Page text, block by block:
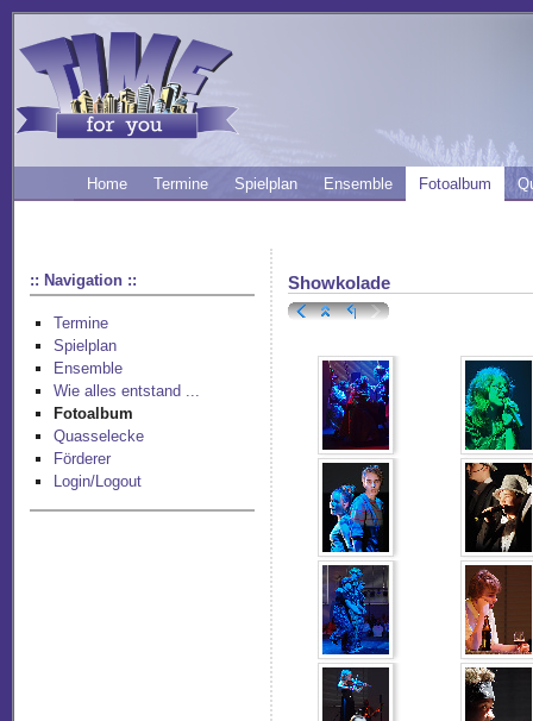
Home Termine Spielplan Ensemble Fotoalbum
:: Navigation ::
Termine
Spielplan
Ensemble
Wie alles entstand ...
Fotoalbum
Quasselecke
Förderer
Login/Logout
Showkolade